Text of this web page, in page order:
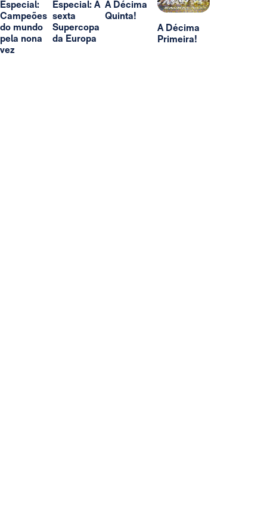
Especial:
Campeões
do mundo
pela nona
vez
Especial: A
sexta
Supercopa
da Europa
A Décima
Quinta!
A Décima
Primeira!